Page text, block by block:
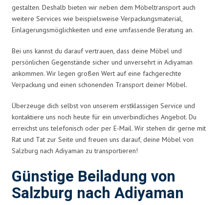
gestalten. Deshalb bieten wir neben dem Möbeltransport auch
weitere Services wie beispielsweise Verpackungsmaterial,
Einlagerungsmöglichkeiten und eine umfassende Beratung an.
Bei uns kannst du darauf vertrauen, dass deine Möbel und
persönlichen Gegenstände sicher und unversehrt in Adiyaman
ankommen. Wir legen großen Wert auf eine fachgerechte
Verpackung und einen schonenden Transport deiner Möbel.
Überzeuge dich selbst von unserem erstklassigen Service und
kontaktiere uns noch heute für ein unverbindliches Angebot. Du
erreichst uns telefonisch oder per E-Mail. Wir stehen dir gerne mit
Rat und Tat zur Seite und freuen uns darauf, deine Möbel von
Salzburg nach Adiyaman zu transportieren!
Günstige Beiladung von
Salzburg nach Adiyaman